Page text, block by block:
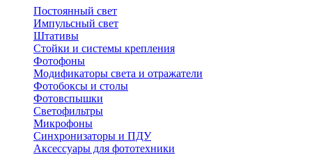
Постоянный свет
Импульсный свет
Штативы
Стойки и системы крепления
Фотофоны
Модификаторы света и отражатели
Фотобоксы и столы
Фотовспышки
Светофильтры
Микрофоны
Синхронизаторы и ПДУ
Аксессуары для фототехники